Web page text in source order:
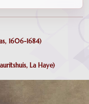
1606-1684)
La Haye)